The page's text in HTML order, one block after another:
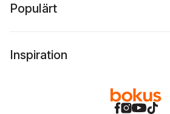
Populärt
Inspiration